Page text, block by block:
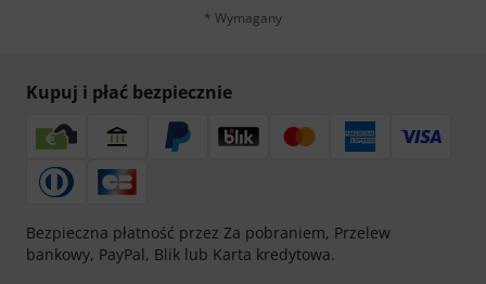
* Wymagany
Kupuj i płać bezpiecznie
Bezpieczna płatność przez Za pobraniem, Przelew
bankowy, PayPal, Blik lub Karta kredytowa.